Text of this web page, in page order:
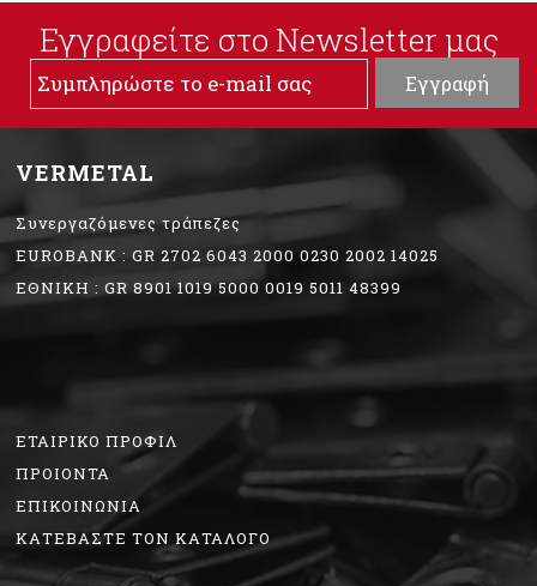
Εγγραφείτε στο Νewsletter μας
VERMETAL
Συνεργαζόμενες τράπεζες
EUROBANK : GR 2702 6043 2000 0230 2002 14025
ΕΘΝΙΚΗ : GR 8901 1019 5000 0019 5011 48399
ΕΤΑΙΡΙΚΟ ΠΡΟΦΙΛ
ΠΡΟΙΟΝΤΑ
ΕΠΙΚΟΙΝΩΝΙΑ
ΚΑΤΕΒΑΣΤΕ ΤΟΝ ΚΑΤΑΛΟΓΟ